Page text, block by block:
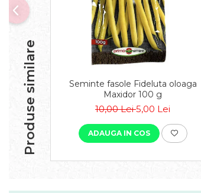
Produse similare
Seminte fasole Fideluta oloaga
Maxidor 100 g
10,00 Lei5,00 Lei
ADAUGA IN COS